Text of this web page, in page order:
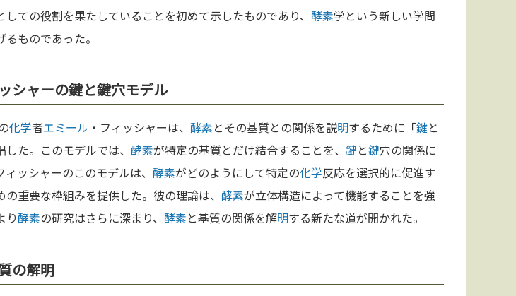
ての役割を果たしていることを初めて示したものであり、 酵素学という新しい学問
ものであった。
シャーの鍵と鍵穴モデル
化学者エミール ・フィッシャーは、 酵素とその基質との関係を説明するために「鍵と
た。このモデルでは、 酵素が特定の基質とだけ結合することを、 鍵と鍵穴の関係に
ィッシャーのこのモデルは、 酵素がどのようにして特定の化学反応を選択的に促進す
重要な枠組みを提供した。彼の理論は、 酵素が立体構造によって機能することを強
り酵素の研究はさらに深まり、 酵素と基質の関係を解明する新たな道が開かれた。
の解明